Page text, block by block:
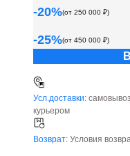
-20%(от 250 000 ₽)
-25%(от 450 000 ₽)
Усл.доставки:
курьером
Возврат: Условия